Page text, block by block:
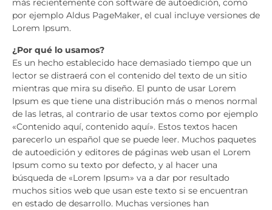
más recientemente con software de autoedición, como
por ejemplo Aldus PageMaker, el cual incluye versiones de
Lorem Ipsum.
¿Por qué lo usamos?
Es un hecho establecido hace demasiado tiempo que un
lector se distraerá con el contenido del texto de un sitio
mientras que mira su diseño. El punto de usar Lorem
Ipsum es que tiene una distribución más o menos normal
de las letras, al contrario de usar textos como por ejemplo
«Contenido aquí, contenido aquí». Estos textos hacen
parecerlo un español que se puede leer. Muchos paquetes
de autoedición y editores de páginas web usan el Lorem
Ipsum como su texto por defecto, y al hacer una
búsqueda de «Lorem Ipsum» va a dar por resultado
muchos sitios web que usan este texto si se encuentran
en estado de desarrollo. Muchas versiones han